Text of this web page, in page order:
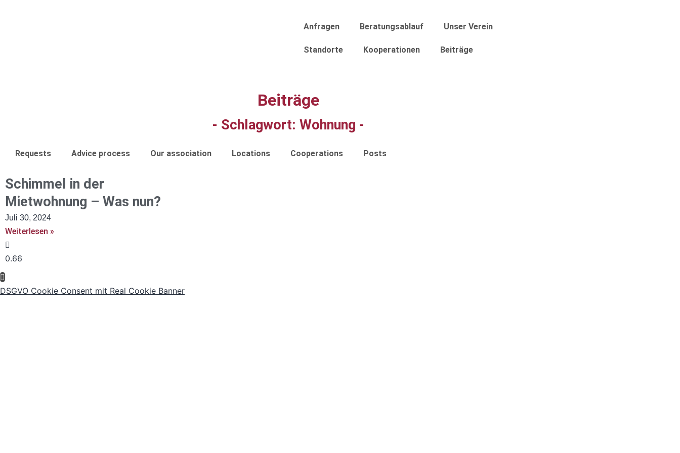
Anfragen Beratungsablauf Unser Verein
Standorte Kooperationen Beiträge
Beiträge
- Schlagwort: Wohnung -
Requests Advice process Our association Locations Cooperations Posts
Schimmel in der
Mietwohnung – Was nun?
Juli 30, 2024
Weiterlesen »
DSGVO Cookie Consent mit Real Cookie Banner